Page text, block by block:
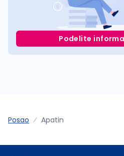
Podelite
Posao Apatin